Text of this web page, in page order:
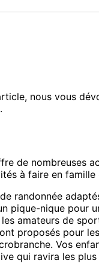
nous vous
de nombreuses
à faire en famille
randonnée
nique pour
amateurs de
proposés pour
Vos
qui ravira les